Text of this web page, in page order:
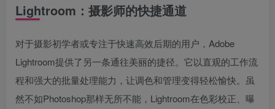
Lightroom：摄影师的快捷通道
对于摄影初学者或专注于快速高效后期的用户，Adobe
Lightroom提供了另一条通往美丽的捷径。它以直观的工作流
程和强大的批量处理能力，让调色和管理变得轻松愉快。虽
然不如Photoshop那样无所不能，Lightroom在色彩校正、曝